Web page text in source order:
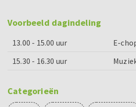
Voorbeeld dagindeling
13.00 - 15.00 uur
E-
15.30 - 16.30 uur
Categorieën